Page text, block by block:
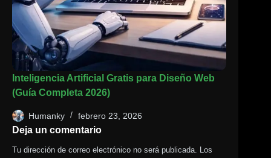
Inteligencia Artificial Gratis para Diseño Web
(Guía Completa 2026)
Humanky febrero 23, 2026
Deja un comentario
Tu dirección de correo electrónico no será publicada. Los